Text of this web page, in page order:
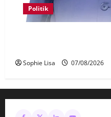
Politik
Sophie Lisa 07/08/2026